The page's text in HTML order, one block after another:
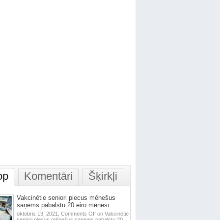
Komentāri Šķirkļi
Vakcinētie seniori piecus mēnešus
saņems pabalstu 20 eiro mēnesī
oktobris 13, 2021, Comments Offon Vakcinētie